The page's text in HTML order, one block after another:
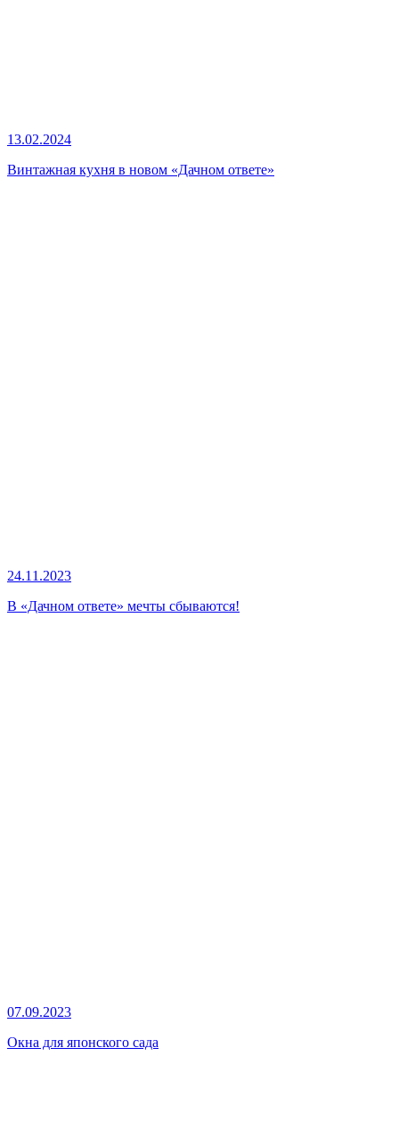
13.02.2024
Винтажная кухня в новом «Дачном ответе»
24.11.2023
В «Дачном ответе» мечты сбываются!
07.09.2023
Окна для японского сада